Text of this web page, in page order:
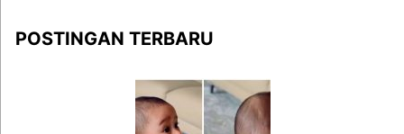
POSTINGAN TERBARU